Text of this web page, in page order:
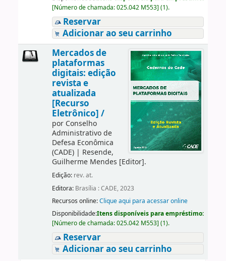
[Número de chamada:025.042 M553] (1).
Reservar
Adicionar ao seu carrinho
Mercados de
plataformas
digitais: edição
revista e
atualizada
[Recurso
Eletrônico] /
por Conselho
Administrativo de
Defesa Econômica
(CADE)| Resende,
Guilherme Mendes [Editor].
Edição: rev. at.
Editora: Brasília : CADE, 2023
Recursos online:Clique aqui para acessar online
Disponibilidade:Itens disponíveis para empréstimo:
[Número de chamada:025.042 M553] (1).
Reservar
Adicionar ao seu carrinho